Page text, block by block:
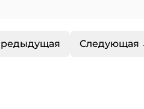
Следующая